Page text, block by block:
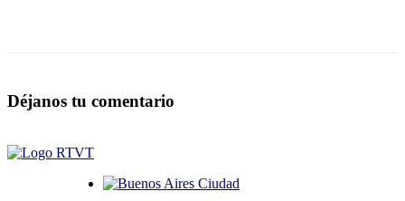
Déjanos tu comentario